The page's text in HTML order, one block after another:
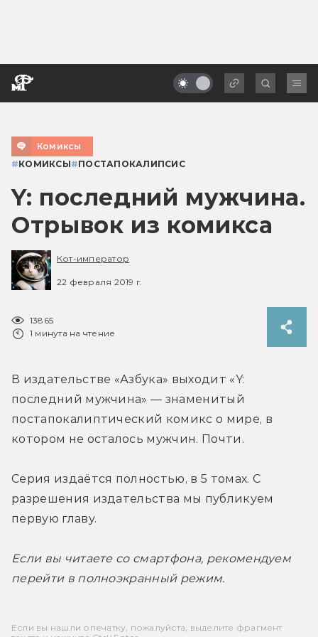
Комиксы
#КОМИКСЫ#ПОСТАПОКАЛИПСИС
Y: последний мужчина.
Отрывок из комикса
Кот-император
22 февраля 2019 г.
13865
1 минута на чтение
В издательстве «Азбука» выходит «Y:
последний мужчина» — знаменитый
постапокалиптический комикс о мире, в
котором не осталось мужчин. Почти.
Серия издаётся полностью, в 5 томах. С
разрешения издательства мы публикуем
первую главу.
Если вы читаете со смартфона, рекомендуем
перейти в полноэкранный режим.
Если вы нашли опечатку, пожалуйста, выделите фрагмент